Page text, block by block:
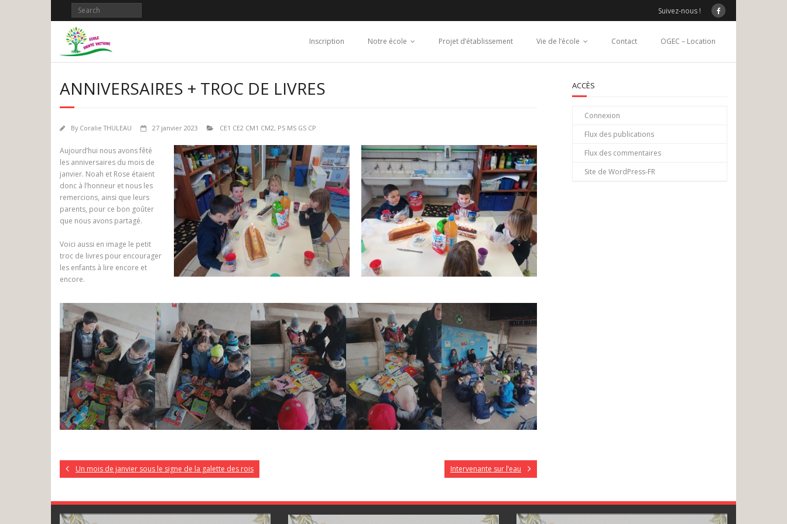
content
Suivez-nous !
Inscription Notre école Projet d’établissement Vie de l’école Contact OGEC – Location
ANNIVERSAIRES + TROC DE LIVRES
By Coralie THULEAU 27 janvier 2023 CE1 CE2 CM1 CM2, PS MS GS CP
Aujourd’hui nous avons fêté
les anniversaires du mois de
janvier. Noah et Rose étaient
donc à l’honneur et nous les
remercions, ainsi que leurs
parents, pour ce bon goûter
que nous avons partagé.
Voici aussi en image le petit
troc de livres pour encourager
les enfants à lire encore et
encore.
Un mois de janvier sous le signe de la galette des rois Intervenante sur l’eau
ACCÈS
Connexion
Flux des publications
Flux des commentaires
Site de WordPress-FR